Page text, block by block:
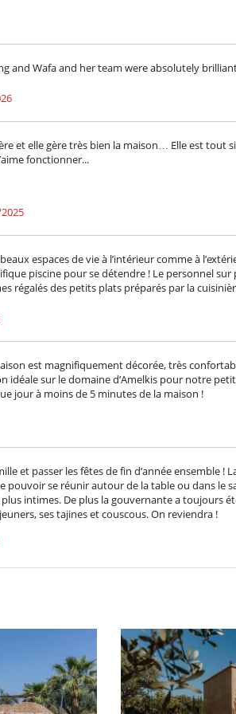
and Wafa and her team were absolutely
et elle gère très bien la maison… Elle est tout
fonctionner...
espaces de vie à l’intérieur comme à
piscine pour se détendre ! Le personnel sur
régalés des petits plats préparés par la
est magnifiquement décorée, très
idéale sur le domaine d’Amelkis pour notre
jour à moins de 5 minutes de la maison !
et passer les fêtes de fin d’année ensemble !
pouvoir se réunir autour de la table ou dans le
intimes. De plus la gouvernante a toujours
ses tajines et couscous. On reviendra !